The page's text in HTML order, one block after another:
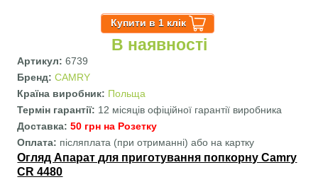
В наявності
Артикул:6739
Бренд:CAMRY
Країна виробник: Польща
Термін гарантії: 12 місяців офіційної гарантії виробника
Доставка:50 грн на Розетку
Оплата: післяплата (при отриманні) або на картку
Огляд Апарат для приготування попкорну Camry
CR 4480